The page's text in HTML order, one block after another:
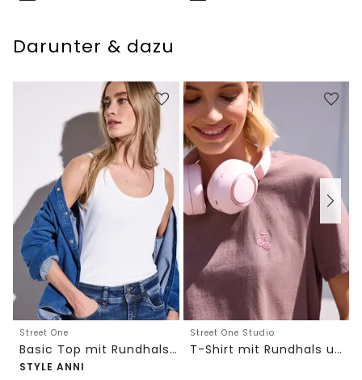
Darunter & dazu
Street One
Basic Top mit Rundhals in Unifarbe
STYLE ANNI
Street One Studio
T-Shirt mit Rundhals und Embroidery-Detail